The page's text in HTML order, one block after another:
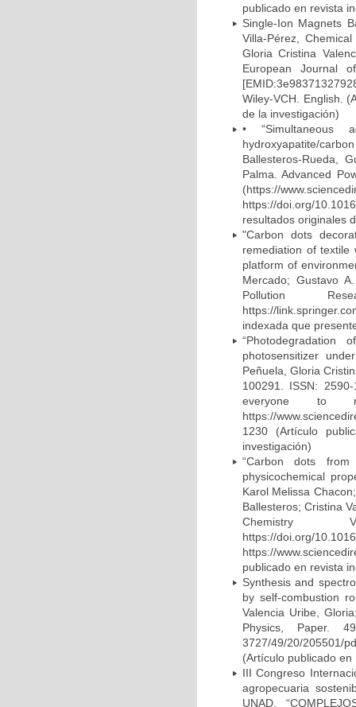
publicado en revista
Single-Ion Magnets
Villa-Pérez,
Gloria Cristina
European Journal
Wiley-VCH. English.
de la investigación)
• “Simultaneous
hydroxyapatite/
Ballesteros-Rueda,
Palma. Advanced
(https://
https://doi.org/
resultados originales
"Carbon dots
remediation of textile
platform of
Mercado; Gustavo
Pollution
https://
indexada que
photosensitizer
Peñuela, Gloria
100291. ISSN:
everyone to
https://
1230 (Artículo
investigación)
“Carbon dots
physicochemical
Karol Melissa
Ballesteros; Cristina
Chemistry
https://doi.org/
https://
publicado en revista
Synthesis and
by self-combustion
Valencia Uribe,
Physics, Paper.
3727/49/20/205501/
(Artículo publicado
III Congreso
agropecuaria
UNAD.